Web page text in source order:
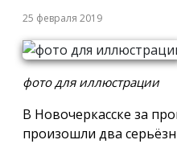
25 февраля 2019
фото для иллюстрации
В Новочеркасске за
произошли два